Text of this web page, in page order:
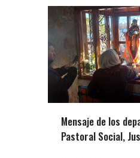
Mensaje de los
Pastoral Social, Justicia